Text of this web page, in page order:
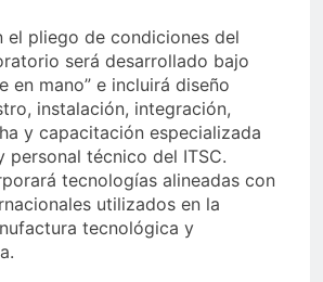
el pliego de condiciones del
será desarrollado bajo
en mano” e incluirá diseño
instalación, integración,
y capacitación especializada
personal técnico del ITSC.
tecnologías alineadas con
utilizados en la
tecnológica y